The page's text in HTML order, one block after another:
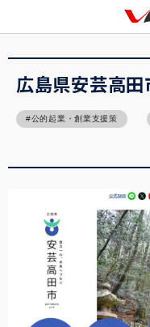
バーチャルオフィス
広島県安芸高
公的起業・創業支援策